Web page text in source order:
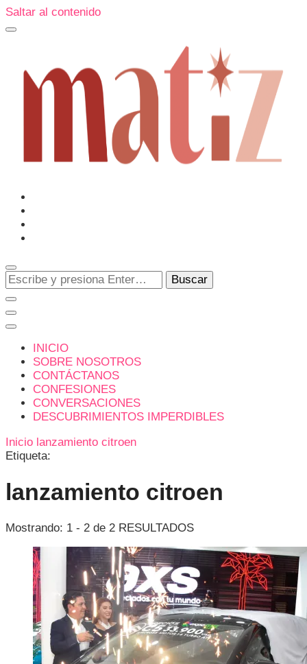
Saltar al contenido
Matiz
Un espacio editorial donde pongo en palabras aquello que
muchos sentimos y pocos sabemos cómo explicar y
donde también compartiré contigo las cosas que me
conmueven, me sorprenden o creo que merecen ser
¿Buscas
algo?
INICIO
SOBRE NOSOTROS
CONTÁCTANOS
CONFESIONES
CONVERSACIONES
DESCUBRIMIENTOS IMPERDIBLES
Inicio lanzamiento citroen
Etiqueta:
lanzamiento citroen
Mostrando: 1 - 2 de 2 RESULTADOS